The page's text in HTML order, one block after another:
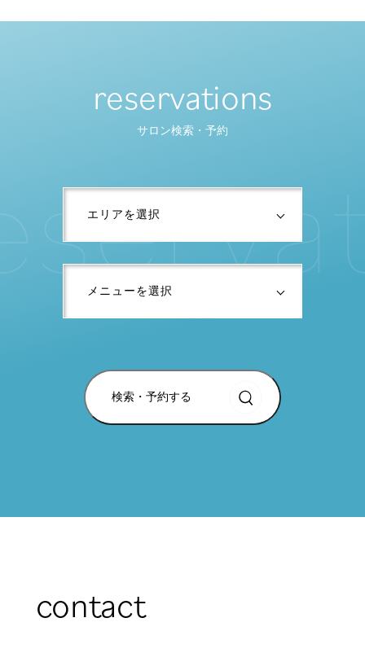
reservations
サロン検索・予約
検索・予約する
serva
contact